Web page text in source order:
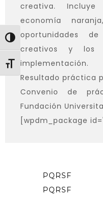
Toggle High Contrast
Toggle Font size
creativa.
economía
oportunidades
creativos y los
implementación.
Resultado práctica
Convenio de
Fundación
[wpdm_package
PQRSF
PQRSF